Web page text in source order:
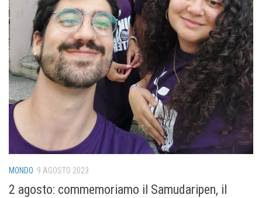
MONDO 9 AGOSTO 2023
2 agosto: commemoriamo il Samudaripen, il